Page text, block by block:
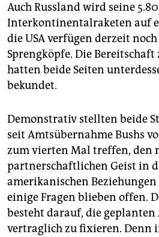
abo
genossenschaft
epaper login
Auch Russland wird seine
Interkontinentalraketen auf
die USA verfügen derzeit
Sprengköpfe. Die
hatten beide Seiten
bekundet.
Demonstrativ stellten beide
seit Amtsübernahme Bushs
zum vierten Mal treffen, den
partnerschaftlichen Geist in
amerikanischen Beziehungen
einige Fragen blieben offen.
besteht darauf, die
vertraglich zu fixieren. Denn